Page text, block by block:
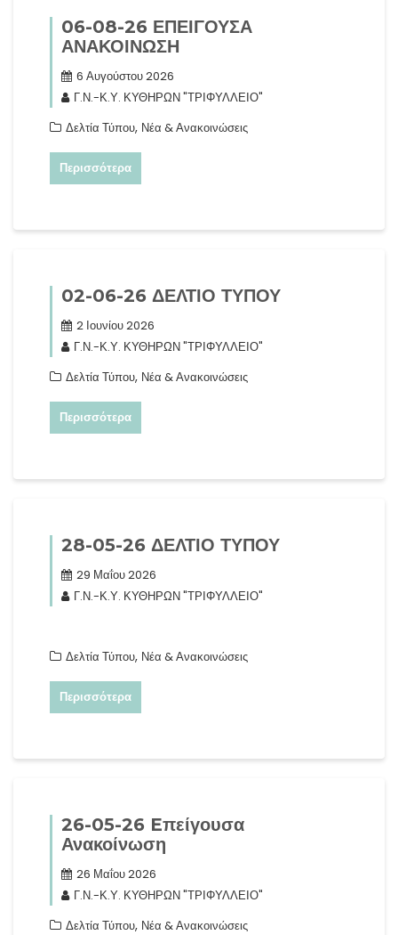
06-08-26 ΕΠΕΙΓΟΥΣΑ
ΑΝΑΚΟΙΝΩΣΗ
6 Αυγούστου 2026
Γ.Ν.-Κ.Υ. ΚΥΘΗΡΩΝ "ΤΡΙΦΥΛΛΕΙΟ"
Δελτία Τύπου, Νέα & Ανακοινώσεις
Περισσότερα
02-06-26 ΔΕΛΤΙΟ ΤΥΠΟΥ
2 Ιουνίου 2026
Γ.Ν.-Κ.Υ. ΚΥΘΗΡΩΝ "ΤΡΙΦΥΛΛΕΙΟ"
Δελτία Τύπου, Νέα & Ανακοινώσεις
Περισσότερα
28-05-26 ΔΕΛΤΙΟ ΤΥΠΟΥ
29 Μαΐου 2026
Γ.Ν.-Κ.Υ. ΚΥΘΗΡΩΝ "ΤΡΙΦΥΛΛΕΙΟ"
Δελτία Τύπου, Νέα & Ανακοινώσεις
Περισσότερα
26-05-26 Eπείγουσα
Ανακοίνωση
26 Μαΐου 2026
Γ.Ν.-Κ.Υ. ΚΥΘΗΡΩΝ "ΤΡΙΦΥΛΛΕΙΟ"
Δελτία Τύπου, Νέα & Ανακοινώσεις